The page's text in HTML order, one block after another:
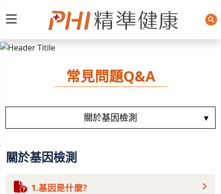
PHI精準健康
常見問題Q&A
關於基因檢測
1.基因是什麼?